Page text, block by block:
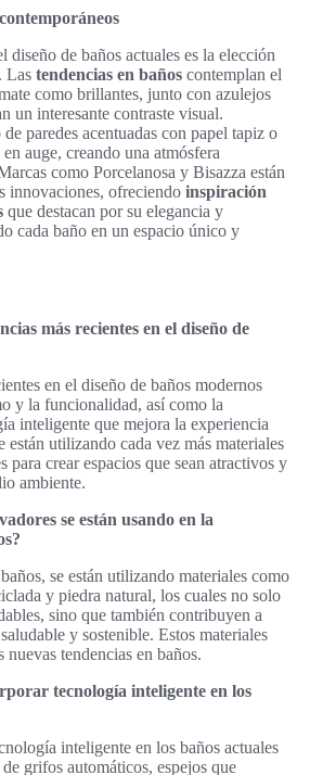
diseño de baños actuales es la elección
Las tendencias en baños contemplan el
como brillantes, junto con azulejos
un interesante contraste visual.
paredes acentuadas con papel tapiz o
auge, creando una atmósfera
como Porcelanosa y Bisazza están
innovaciones, ofreciendo inspiración
que destacan por su elegancia y
cada baño en un espacio único y
más recientes en el diseño de
en el diseño de baños modernos
y la funcionalidad, así como la
inteligente que mejora la experiencia
están utilizando cada vez más materiales
para crear espacios que sean atractivos y
ambiente.
se están usando en la
se están utilizando materiales como
y piedra natural, los cuales no solo
sino que también contribuyen a
y sostenible. Estos materiales
nuevas tendencias en baños.
tecnología inteligente en los
inteligente en los baños actuales
grifos automáticos, espejos que